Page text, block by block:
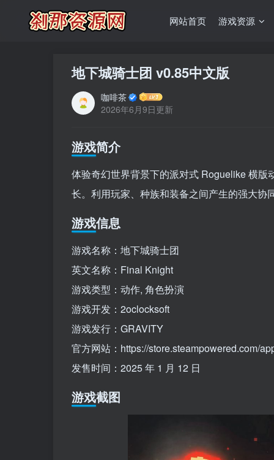
网站首页 游戏资源
地下城骑士团 v0.85中文版
咖啡茶
2026年6月9日更新
游戏简介
体验奇幻世界背景下的派对式 Roguelike 横
长。利用玩家、种族和装备之间产生的强大协
游戏信息
游戏名称：地下城骑士团
英文名称：Final Knight
游戏类型：动作, 角色扮演
游戏开发：2oclocksoft
游戏发行：GRAVITY
官方网站：https://store.steampowered.com/
发售时间：2025 年 1 月 12 日
游戏截图